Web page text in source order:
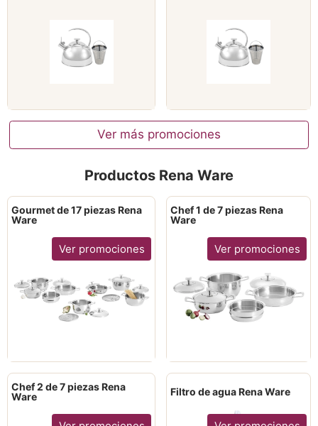
Ver más promociones
Productos Rena Ware
Gourmet de 17 piezas Rena
Ware
Ver promociones
Chef 1 de 7 piezas Rena
Ware
Ver promociones
Chef 2 de 7 piezas Rena
Ware
Filtro de agua Rena Ware